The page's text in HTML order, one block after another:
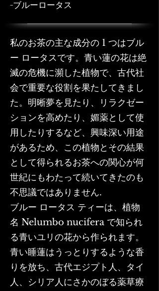
-ブルーロータス
私のお茶の主な成分の 1 つはブル
ー ロータスです。青い蓮の花は絶
滅の危機に瀕した植物で、古代社
会で重要な役割を果たしてきまし
た。明晰夢を見たり、リラクゼー
ションを高めたり、媚薬として使
用したりするなど、興味深い用途
があるため、この植物とその結果
として得られるお茶への関心が何
世紀にもわたって続いてきたのも
不思議ではありません.
ブルー ロータス ティーは、植物
名 Nelumbo nucifera で知られ
る青いユリの花から作られます。
青い睡蓮はうっとりするような香
りを放ち、古代エジプト人、タイ
人、シリア人にさかのぼる薬草療